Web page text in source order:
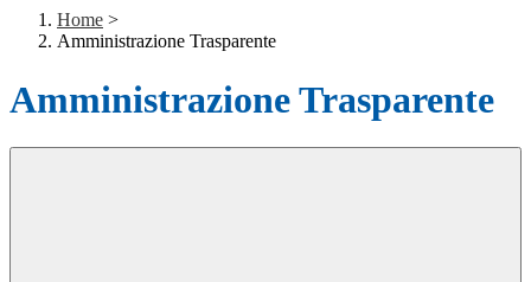
Home >
Amministrazione Trasparente
Amministrazione Trasparente